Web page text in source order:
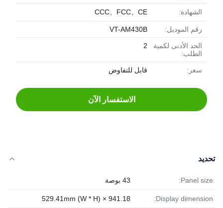
الشهادة: CCC、FCC、CE
رقم الموديل: VT-AM430B
الحد الأدنى لكمية
الطلب:
2
سعر: قابل للتفاوض
الاستفسار الآن
تحديد
Panel size: 43 بوصة
Display dimension:
941.18 × 529.41mm (W * H)